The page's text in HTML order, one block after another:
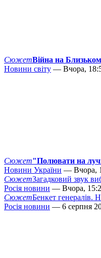
СюжетВійна на
Новини світу — Вчора,
Сюжет"Полювати на
Новини України — Вчора,
СюжетЗагадковий звук
Росія новини — Вчора,
СюжетБенкет генералів.
Росія новини — 6 серпня